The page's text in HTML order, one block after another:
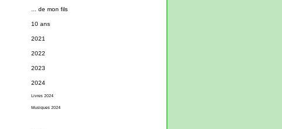
... de mon fils
10 ans
2021
2022
2023
2024
Livres 2024
Musiques 2024